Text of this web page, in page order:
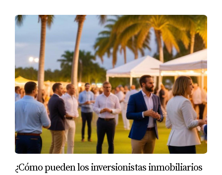
acceder a mejores escuelas y servicios a un precio
más bajo. Aunque tendrán que hacer algunas
reparaciones menores, están felices con su elección
porque han podido personalizar su nuevo hogar.
Caso 2: El Inversor Experimentado
Carlos es un inversor experimentado que busca
diversificar su portafolio. Después de analizar el
mercado, decide invertir en varias propiedades
nuevas en desarrollo. Aunque el costo inicial es alto,
confía en que la revalorización futura le dará un
excelente retorno sobre su inversión. Su estrategia se
¿Cómo pueden los inversionistas inmobiliarios